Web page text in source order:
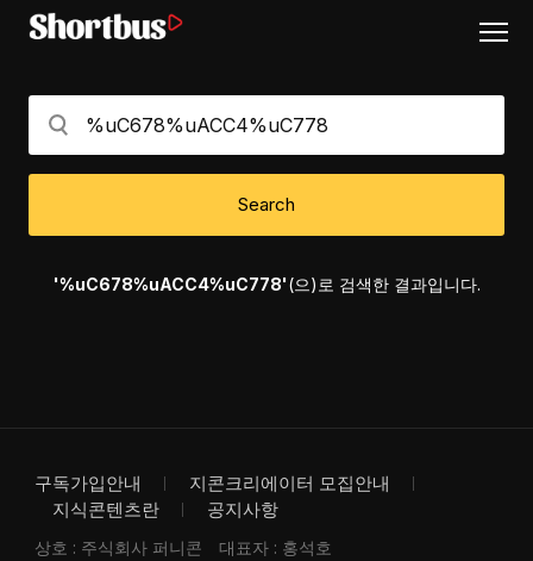
Search
'%uC678%uACC4%uC778'(으)로 검색한 결과입니다.
구독가입안내
지콘크리에이터 모집안내
지식콘텐츠란
공지사항
상호 : 주식회사 퍼니콘
대표자 : 홍석호